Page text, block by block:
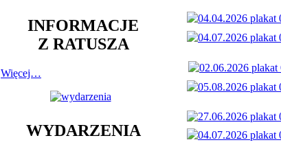
INFORMACJE
Z RATUSZA
Więcej…
WYDARZENIA